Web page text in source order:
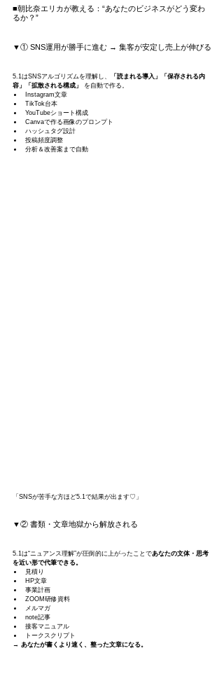
■朝比奈エリカが教える：“あなたのビジネスがどう変わ
るか？”
▼① SNS運用が勝手に進む → 集客が安定し売上が伸びる
5.1はSNSアルゴリズムを理解し、
「読まれる導入」「保存される内
容」「拡散される構成」
を自動で作る。
Instagram文章
TikTok台本
YouTubeショート構成
Canvaで作る画像のプロンプト
ハッシュタグ設計
投稿頻度調整
分析＆改善案まで自動
「SNSが苦手な方ほど5.1で結果が出ます♡」
▼② 書類・文章地獄から解放される
5.1は“ニュアンス理解”が圧倒的に上がったことであなたの文体・思考
を近い形で代筆できる。
見積り
HP文章
事業計画
ZOOM研修資料
メルマガ
note記事
接客マニュアル
トークスクリプト
→ あなたが書くより速く、整った文章になる。